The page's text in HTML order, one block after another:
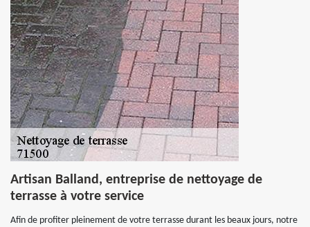
Artisan Balland, entreprise de nettoyage de
terrasse à votre service
Afin de profiter pleinement de votre terrasse durant les beaux jours, notre